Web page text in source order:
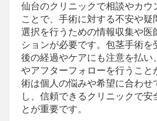
仙台のクリニックで相談やカウ
ことで、手術に対する不安や疑
選択を行うための情報収集や医
ションが必要です。包茎手術
後の経過やケアにも注意を払い
やアフターフォローを行うこと
術は個人の悩みや希望に合わせ
し、信頼できるクリニックで安
とが重要です。